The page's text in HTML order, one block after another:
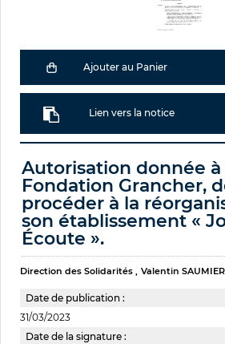
Ajouter au Panier
Lien vers la notice
Autorisation donnée à
Fondation Grancher,
procéder à la
son établissement «
Écoute ».
Direction des Solidarités Valentin SAUMIER
Date de publication :
31/03/2023
Date de la signature :